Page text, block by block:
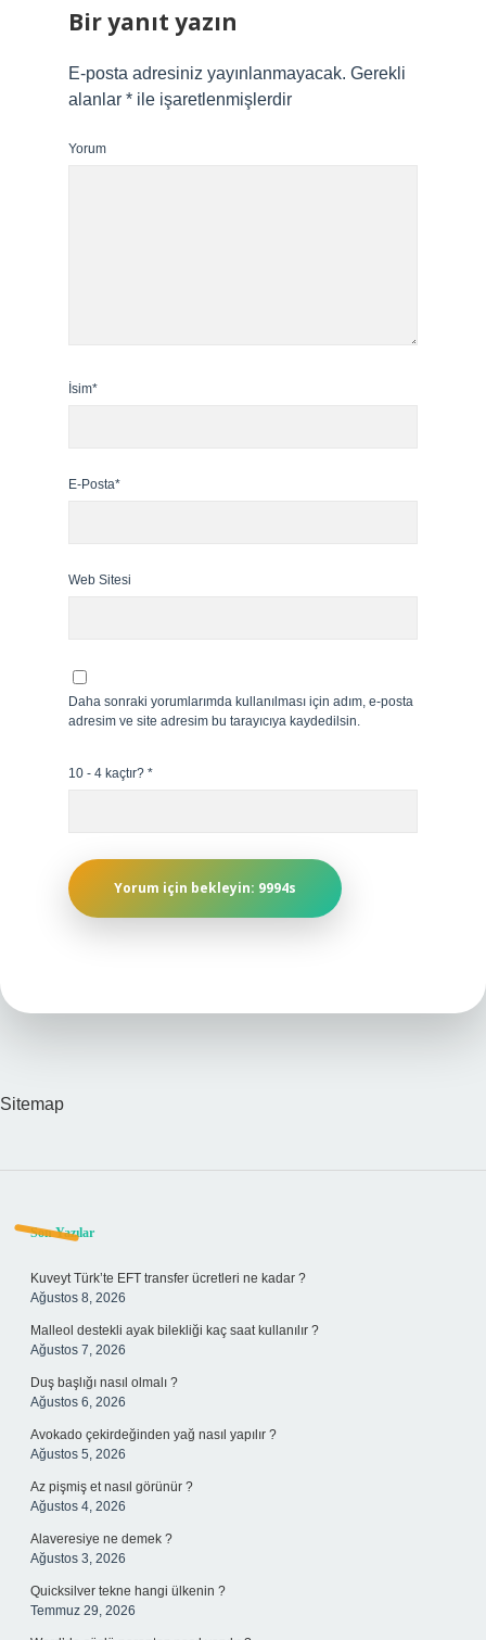
Bir yanıt yazın
E-posta adresiniz yayınlanmayacak. Gerekli
alanlar * ile işaretlenmişlerdir
Yorum
İsim*
E-Posta*
Web Sitesi
Daha sonraki yorumlarımda kullanılması için adım, e-posta
adresim ve site adresim bu tarayıcıya kaydedilsin.
10 - 4 kaçtır? *
Sitemap
Sidebar
Son Yazılar
Kuveyt Türk’te EFT transfer ücretleri ne kadar ?
Ağustos 8, 2026
Malleol destekli ayak bilekliği kaç saat kullanılır ?
Ağustos 7, 2026
Duş başlığı nasıl olmalı ?
Ağustos 6, 2026
Avokado çekirdeğinden yağ nasıl yapılır ?
Ağustos 5, 2026
Az pişmiş et nasıl görünür ?
Ağustos 4, 2026
Alaveresiye ne demek ?
Ağustos 3, 2026
Quicksilver tekne hangi ülkenin ?
Temmuz 29, 2026